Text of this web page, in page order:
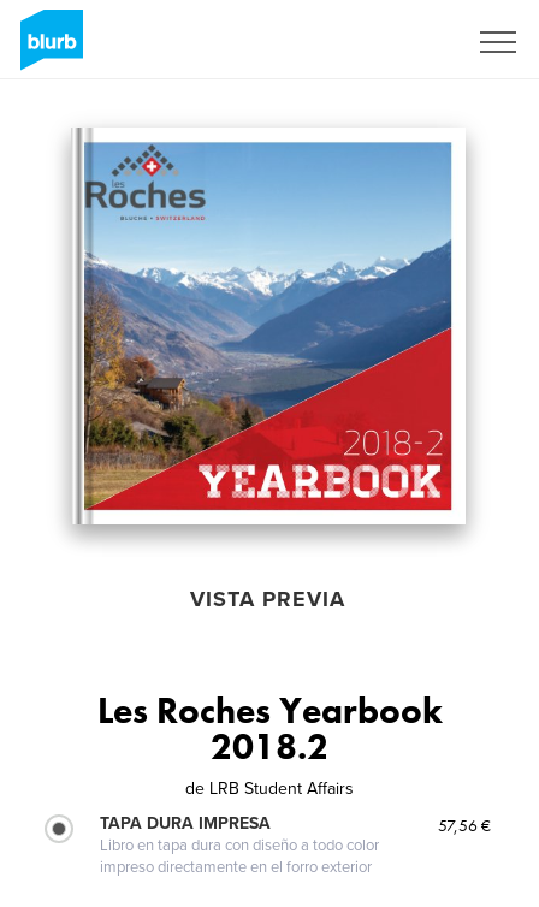
VISTA PREVIA
Les Roches Yearbook
2018.2
de LRB Student Affairs
TAPA DURA IMPRESA
Libro en tapa dura con diseño a todo color
impreso directamente en el forro exterior
57,56 €